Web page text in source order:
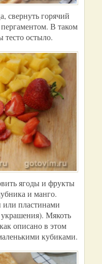
свернуть горячий
В таком
тесто остыло.
ягоды и фрукты
и манго.
или пластинами
украшения). Мякоть
описано в этом
кубиками.